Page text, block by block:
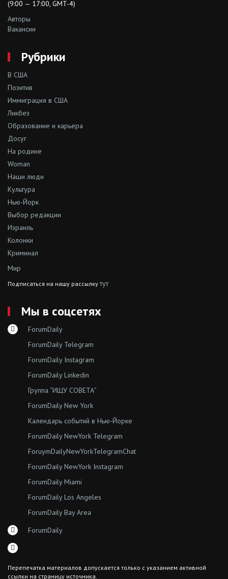
(9:00 — 17:00, GMT-4)
Авторы
Вакансии
Рубрики
В США
Позитив
Иммиграция в США
Ликбез
Образование и карьера
Досуг
На родине
Woman
Наши люди
Культура
Нью-Йорк
Выбор редакции
Израиль
Колонки
Криминал
Мир
Подписаться на нашу рассылкутут
Мы в соцсетях
ForumDaily
ForumDaily Telegram
ForumDaily Instagram
ForumDaily Linkedin
Группа “ИЩУ СОВЕТА”
ForumDaily New York
Календарь событий в Нью-Йорке
ForumDaily NewYork Telegram
ForuymDailyNewYorkTelegramChat
ForumDaily NewYork Instagram
ForumDaily Miami
ForumDaily Los Angeles
ForumDaily Bay Area
ForumDaily
Перепечатка материалов допускается только с указанием активной
ссылки на страницу источника.